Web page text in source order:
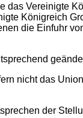
das Vereinigte
Königreich
die Einfuhr
nicht das
der